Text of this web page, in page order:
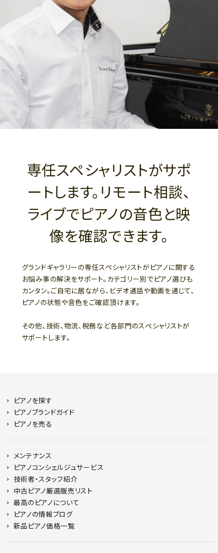
専任スペシャリストがサポ
ートします。リモート相談、
ライブでピアノの音色と映
像を確認できます。
グランドギャラリーの専任スペシャリストがピアノに関する
お悩み事の解決をサポート。カテゴリー別でピアノ選びも
カンタン。ご自宅に居ながら、ビデオ通話や動画を通じて、
ピアノの状態や音色をご確認頂けます。
その他、技術、物流、税務など各部門のスぺシャリストが
サポートします。
ピアノを探す
ピアノブランドガイド
ピアノを売る
メンテナンス
ピアノコンシェルジュサービス
技術者・スタッフ紹介
中古ピアノ厳選販売リスト
最高のピアノについて
ピアノの情報ブログ
新品ピアノ価格一覧